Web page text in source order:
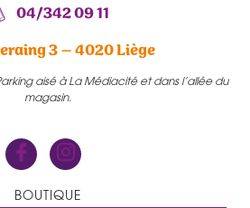
04/342 09 11
3 – 4020 Liège
aisé à La Médiacité et dans l’allée du
magasin.
BOUTIQUE